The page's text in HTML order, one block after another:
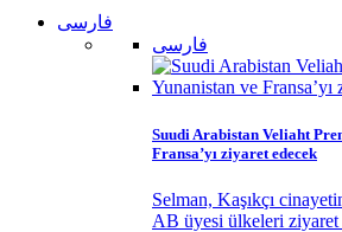
فارسی
فارسی
Suudi Arabistan Veliaht
Fransa’yı ziyaret edecek
Selman, Kaşıkçı
AB üyesi ülkeleri ziyaret